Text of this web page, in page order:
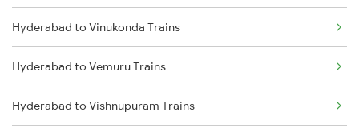
Vikarabad to Raichur Trains
Vikarabad to Guntakal Trains
Vikarabad to Bidar Trains
Hyderabad to Vinukonda Trains
Hyderabad to Vemuru Trains
Hyderabad to Vishnupuram Trains